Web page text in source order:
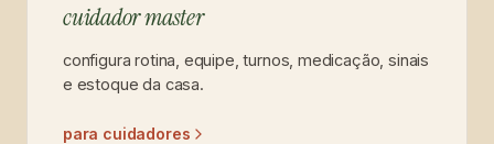
cuidador master
configura rotina, equipe, turnos, medicação, sinais
e estoque da casa.
para cuidadores